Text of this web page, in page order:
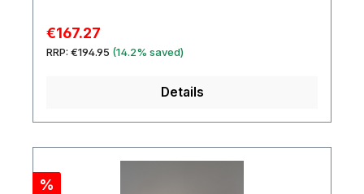
Sale price:
€167.27
RRP: Regular price:
€194.95 (14.2% saved)
Details
Discount
%